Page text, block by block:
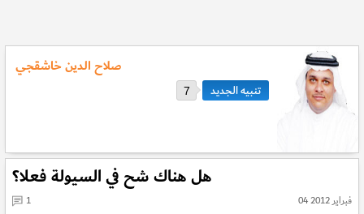
صلاح الدين خاشقجي
7
هل هناك شح في السيولة فعلا؟
04 فبراير 2012
1